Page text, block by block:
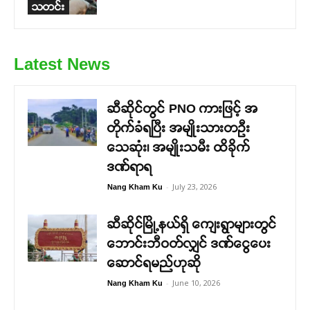
သတင်း
Latest News
ဆီဆိုင်တွင် PNO ကားဖြင့် အ
တိုက်ခံရပြီး အမျိုးသားတဉီး
သေဆုံး၊ အမျိုးသမီး ထိခိုက်
ဒဏ်ရာရ
Nang Kham Ku - July 23, 2026
ဆီဆိုင်မြို့နယ်ရှိ ကျေးရွာများတွင်
ဘောင်းဘီဝတ်လျှင် ဒဏ်ငွေပေး
ဆောင်ရမည်ဟုဆို
Nang Kham Ku - June 10, 2026